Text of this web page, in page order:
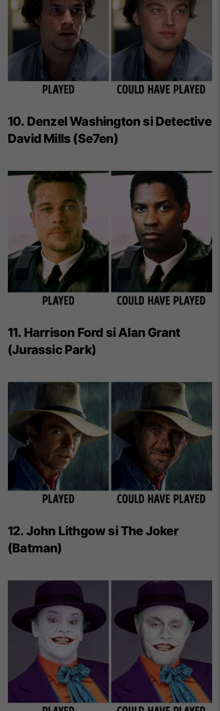
10. Denzel Washington si Detective
David Mills (Se7en)
11. Harrison Ford si Alan Grant
(Jurassic Park)
12. John Lithgow si The Joker
(Batman)